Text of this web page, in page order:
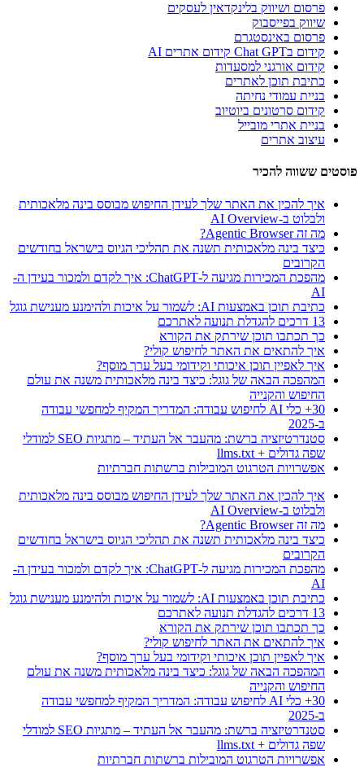
פרסום ושיווק בלינקדאין לעסקים
שיווק בפייסבוק
פרסום באינסטגרם
קידום בChat GPT קידום אתרים AI
קידום אורגני למסעדות
כתיבת תוכן לאתרים
בניית עמודי נחיתה
קידום סרטונים ביוטיוב
בניית אתרי מובייל
עיצוב אתרים
פוסטים ששווה להכיר
איך להכין את האתר שלך לעידן החיפוש מבוסס בינה מלאכותית
ולבלוט ב-AI Overview
מה זה Agentic Browser?
כיצד בינה מלאכותית תשנה את תהליכי הגיוס בישראל בחודשים
הקרובים
מהפכת המכירות מגיעה ל-ChatGPT: איך לקדם ולמכור בעידן ה-
AI
כתיבת תוכן באמצעות AI: לשמור על איכות ולהימנע מענישת גוגל
13 דרכים להגדלת תנועה לאתרכם
כך תכתבו תוכן שירתק את הקורא
איך להתאים את האתר לחיפוש קולי?
איך לאפיין תוכן איכותי וקידומי בעל ערך מוסף?
המהפכה הבאה של גוגל: כיצד בינה מלאכותית משנה את עולם
החיפוש והקנייה
30+ כלי AI לחיפוש עבודה: המדריך המקיף למחפשי עבודה
ב-2025
סטנדרטיזציה ברשת: מהעבר אל העתיד – מתגיות SEO למודלי
שפה גדולים + llms.txt
אפשרויות הטרגוט המובילות ברשתות חברתיות
איך להכין את האתר שלך לעידן החיפוש מבוסס בינה מלאכותית
ולבלוט ב-AI Overview
מה זה Agentic Browser?
כיצד בינה מלאכותית תשנה את תהליכי הגיוס בישראל בחודשים
הקרובים
מהפכת המכירות מגיעה ל-ChatGPT: איך לקדם ולמכור בעידן ה-
AI
כתיבת תוכן באמצעות AI: לשמור על איכות ולהימנע מענישת גוגל
13 דרכים להגדלת תנועה לאתרכם
כך תכתבו תוכן שירתק את הקורא
איך להתאים את האתר לחיפוש קולי?
איך לאפיין תוכן איכותי וקידומי בעל ערך מוסף?
המהפכה הבאה של גוגל: כיצד בינה מלאכותית משנה את עולם
החיפוש והקנייה
30+ כלי AI לחיפוש עבודה: המדריך המקיף למחפשי עבודה
ב-2025
סטנדרטיזציה ברשת: מהעבר אל העתיד – מתגיות SEO למודלי
שפה גדולים + llms.txt
אפשרויות הטרגוט המובילות ברשתות חברתיות